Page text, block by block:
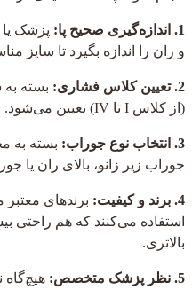
1. اندازه‌گیری صحیح پا:
پزشک
و ران را اندازه بگیرد تا سایز
2. تعیین کلاس فشاری:
بسته
(از کلاس I تا IV) تعیین می‌شود.
3. انتخاب نوع جوراب:
بسته به
جوراب زیر زانو، بالای ران یا
4. برند و کیفیت:
برندهای معتبر
استفاده می‌کنند که هم راحتی
بالاتری.
5. نظر پزشک متخصص:
هیچ‌گاه